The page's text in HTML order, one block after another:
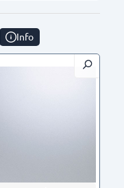
Info